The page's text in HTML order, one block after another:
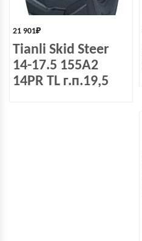
21 901₽
Tianli Skid Steer
14-17.5 155A2
14PR TL г.п.19,5